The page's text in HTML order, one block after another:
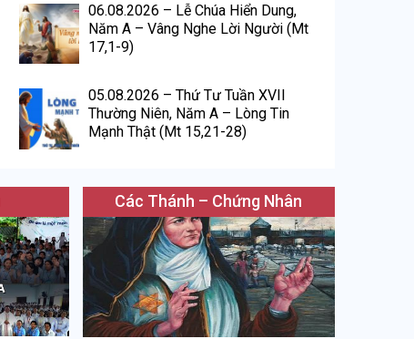
06.08.2026 – Lễ Chúa Hiển Dung,
Năm A – Vâng Nghe Lời Người (Mt
17,1-9)
05.08.2026 – Thứ Tư Tuần XVII
Thường Niên, Năm A – Lòng Tin
Mạnh Thật (Mt 15,21-28)
Các Thánh – Chứng Nhân